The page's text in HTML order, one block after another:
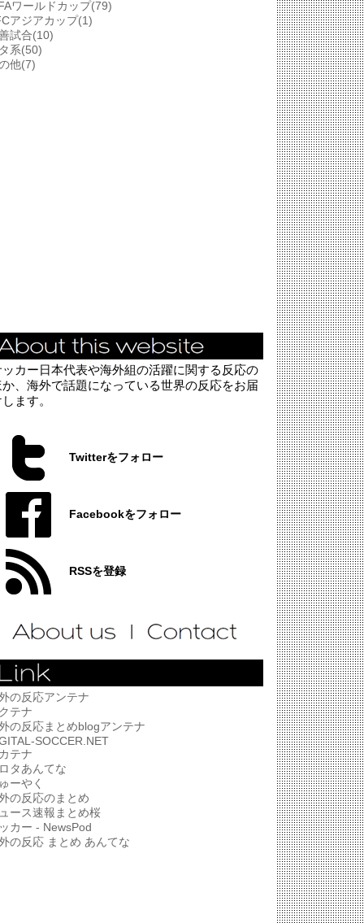
ワールドカップ(79)
アジアカップ(1)
試合(10)
系(50)
他(7)
ッカー日本代表や海外組の活躍に関する反応の
か、海外で話題になっている世界の反応をお届
ます。
Twitterをフォロー
Facebookをフォロー
RSSを登録
の反応アンテナ
テナ
の反応まとめblogアンテナ
SOCCER.NET
テナ
タあんてな
ーやく
の反応のまとめ
ース速報まとめ桜
カー - NewsPod
の反応 まとめ あんてな